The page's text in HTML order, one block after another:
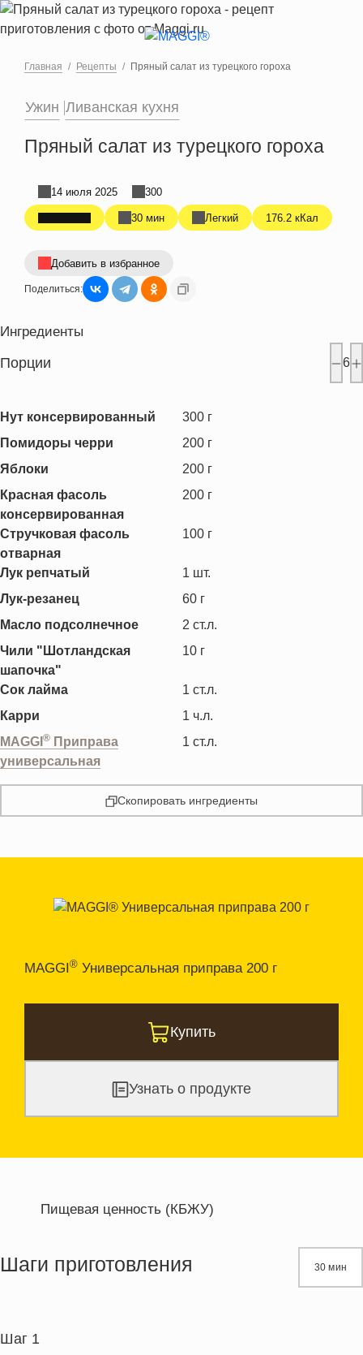
Перейти к основному содержанию
Главная Рецепты Пряный салат из турецкого гороха
Ужин Ливанская кухня
Пряный салат из турецкого гороха
30 мин Легкий 176.2 кКал
14 июля 2025 300
Добавить в избранное
Поделиться:
Ингредиенты
Порции 6
Нут консервированный 300 г
Помидоры черри
200 г
Яблоки
200 г
Красная фасоль
консервированная
200 г
Стручковая фасоль
отварная
100 г
Лук репчатый 1 шт.
Лук-резанец
60 г
Масло подсолнечное
2 ст.л.
Чили "Шотландская
шапочка"
10 г
Сок лайма 1 ст.л.
Карри
1 ч.л.
MAGGI ® Приправа
универсальная
1 ст.л.
Скопировать ингредиенты
MAGGI® Универсальная приправа 200 г
Купить
Узнать о продукте
Пищевая ценность (КБЖУ)
Жиры
Информация для одной порции
Шаги приготовления 30 мин
Шаг 1